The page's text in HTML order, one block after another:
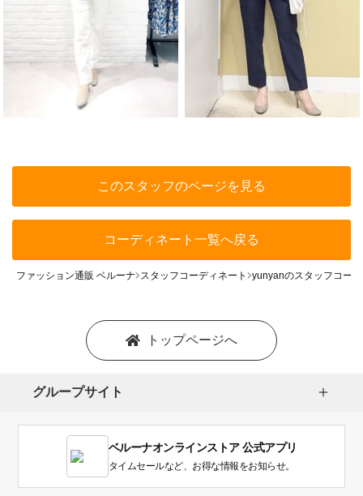
このスタッフのページを見る
コーディネート一覧へ戻る
ファッション通販 ベルーナ スタッフコーディネート yunyanのスタッフコー
トップページへ
グループサイト
ベルーナオンラインストア 公式アプリ
タイムセールなど、お得な情報をお知らせ。